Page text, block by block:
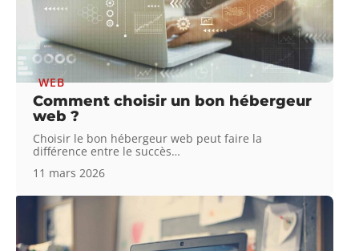
WEB
Comment choisir un bon hébergeur
web ?
Choisir le bon hébergeur web peut faire la
différence entre le succès…
11 mars 2026